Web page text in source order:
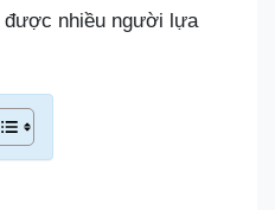
được nhiều người lựa